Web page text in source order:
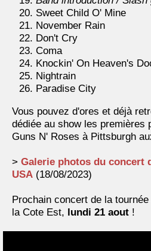
Sweet Child O' Mine
November Rain
Don't Cry
Coma
Knockin' On Heaven's
Nightrain
Paradise City
Vous pouvez d'ores et déjà
dédiée au show les premières
Guns N' Roses à Pittsburgh
> Galerie photos du concert
USA (18/08/2023)
Prochain concert de la
la Cote Est,
lundi 21 aout !